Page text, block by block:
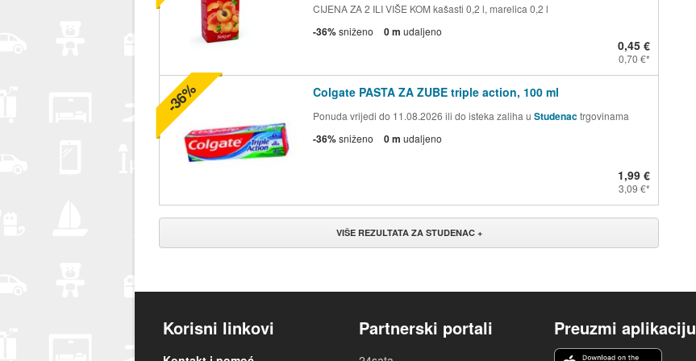
CIJENA ZA 2 ILI VIŠE KOM kašasti 0,2 l, marelica 0,2 l
-36%sniženo 0 m udaljeno
0,45 €
0,70 €
Colgate PASTA ZA ZUBE triple action, 100 ml
Ponuda vrijedi do 11.08.2026 ili do isteka zaliha u Studenactrgovinama
-36%sniženo 0 m udaljeno
1,99 €
3,09 €
-36%
VIŠE REZULTATA ZA STUDENAC +
Korisni linkovi Partnerski portali Preuzmi aplikaciju